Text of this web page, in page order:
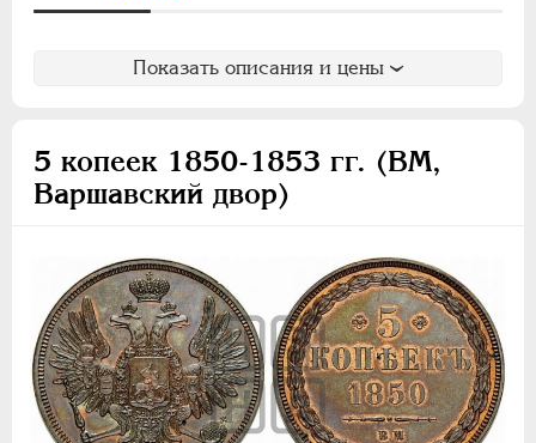
Показать описания и цены
5 копеек 1850-1853 гг. (ВМ,
Варшавский двор)